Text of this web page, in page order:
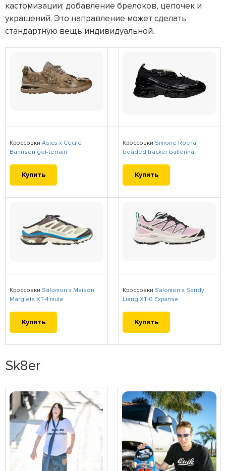
кастомизации: добавление брелоков, цепочек и
украшений. Это направление может сделать
стандартную вещь индивидуальной.
Кроссовки Asics x Cecile
Bahnsen gel-terrain
Купить
Кроссовки Simone Rocha
beaded tracker ballerina
Купить
Кроссовки Salomon x Maison
Margiela XT-4 mule
Купить
Кроссовки Salomon x Sandy
Liang XT-6 Expanse
Купить
Sk8er